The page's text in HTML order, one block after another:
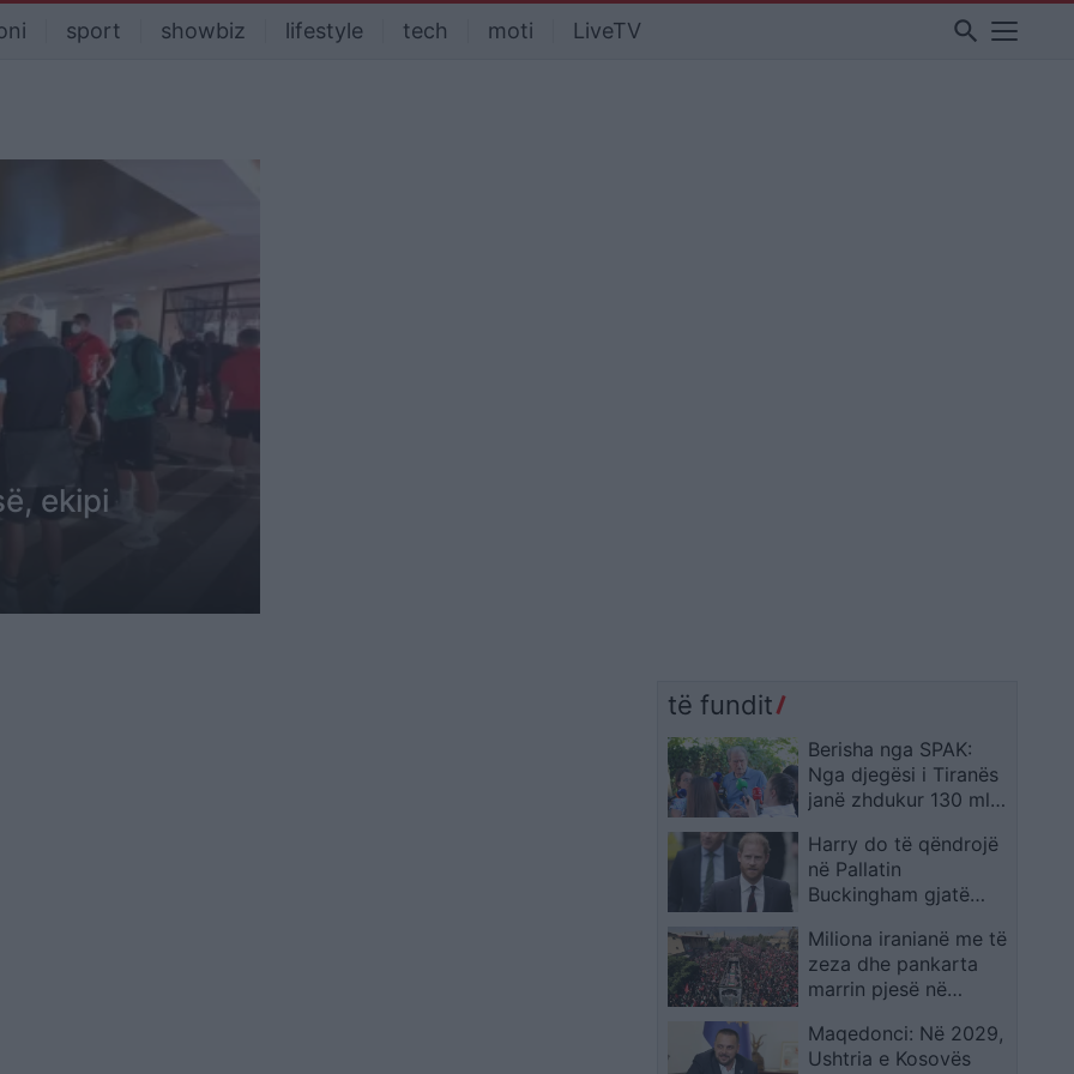
sport showbiz lifestyle tech moti LiveTV search
ekipi
të fundit
Berisha nga SPAK:
Nga djegësi i Tiranës
janë zhdukur 130 mln
arrestuar asnjë zyrtar
i lartë
Harry do të qëndrojë
në Pallatin
Buckingham gjatë
Mbretërinë e Bashkuar
Miliona iranianë me të
zeza dhe pankarta
marrin pjesë në
procesionin mortor
për Ali Khamenein
Maqedonci: Në 2029,
Ushtria e Kosovës